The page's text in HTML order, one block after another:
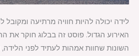
לידה יכולה להיות חוויה מרתיעה
האירוע הגדול. פוסט זה בבלוג חוקר את
השונות שחוות אמהות לעתיד לפני הלידה,